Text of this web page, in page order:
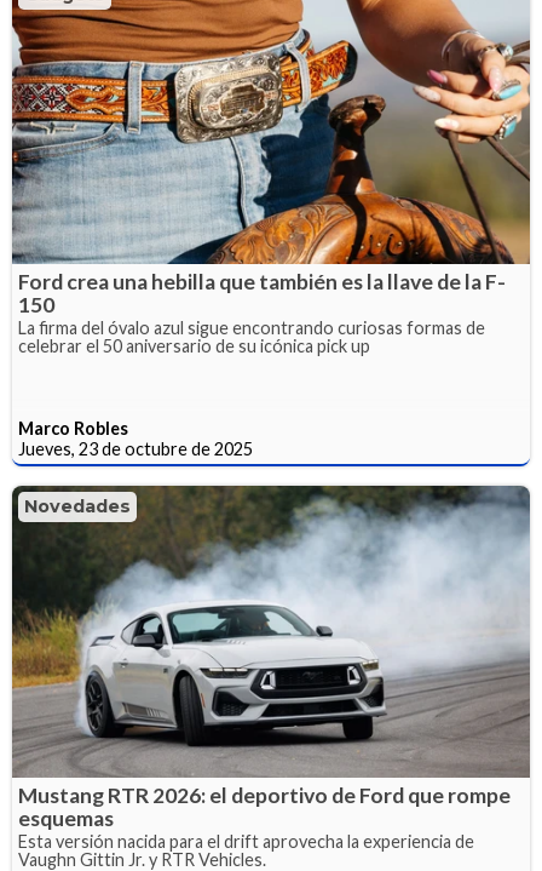
Ford crea una hebilla que también es la llave de la F-
150
La firma del óvalo azul sigue encontrando curiosas formas de
celebrar el 50 aniversario de su icónica pick up
Marco Robles
Jueves, 23 de octubre de 2025
Novedades
Mustang RTR 2026: el deportivo de Ford que rompe
esquemas
Esta versión nacida para el drift aprovecha la experiencia de
Vaughn Gittin Jr. y RTR Vehicles.